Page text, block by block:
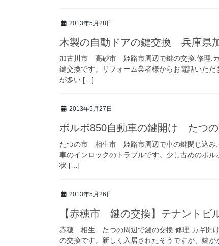
2013年5月28日
木製の自動ドアの鍵交換 兵庫県
加古川市 高砂市 姫路市周辺で鍵の交換.修理.
鍵交換です。リフォーム業者様からお電話いた
が多い […]
2013年5月27日
ボルボ850自動車の鍵開け たつ
たつの市 相生市 姫路市周辺で車の鍵閉じ込み.
車のインロックのトラブルです。少し古めのボ
状 […]
2013年5月26日
【赤穂市 鍵の交換】テナントビ
赤穂 相生 たつの周辺で鍵の交換.修理.カギ開け
の交換です。新しく入居されたそうですが、鍵